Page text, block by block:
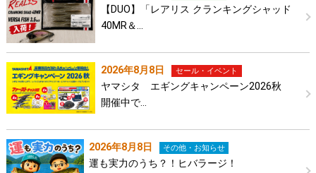
【DUO】「レアリス クランキングシャッド
40MR＆…
2026年8月8日 セール・イベント
ヤマシタ エギングキャンペーン2026秋
開催中で…
2026年8月8日 その他・お知らせ
運も実力のうち？！ヒバラージ！